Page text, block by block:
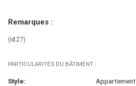
Remarques :
(id:27)
PARTICULARITÉS DU BÂTIMENT :
Style:
Appartement